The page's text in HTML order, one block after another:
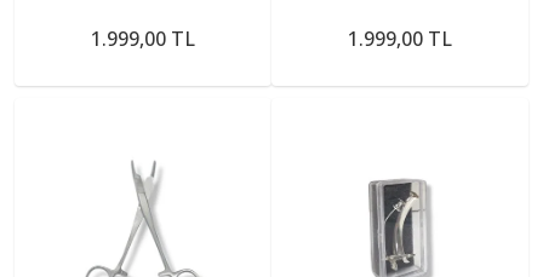
1.999,00 TL 1.999,00 TL